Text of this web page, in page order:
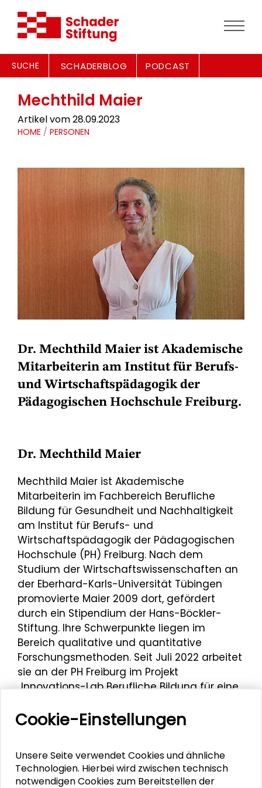
SUCHE SCHADERBLOG PODCAST
Mechthild Maier
Artikel vom 28.09.2023
HOME / PERSONEN
Dr. Mechthild Maier ist Akademische
Mitarbeiterin am Institut für Berufs-
und Wirtschaftspädagogik der
Pädagogischen Hochschule Freiburg.
Dr. Mechthild Maier
Mechthild Maier ist Akademische
Mitarbeiterin im Fachbereich Berufliche
Bildung für Gesundheit und Nachhaltigkeit
am Institut für Berufs- und
Wirtschaftspädagogik der Pädagogischen
Hochschule (PH) Freiburg. Nach dem
Studium der Wirtschaftswissenschaften an
der Eberhard-Karls-Universität Tübingen
promovierte Maier 2009 dort, gefördert
durch ein Stipendium der Hans-Böckler-
Stiftung. Ihre Schwerpunkte liegen im
Bereich qualitative und quantitative
Forschungsmethoden. Seit Juli 2022 arbeitet
sie an der PH Freiburg im Projekt
„Innovations-Lab Berufliche Bildung für eine
Im Rahmen der Darmstädter Tage der
Kooperationspartnerin beim Workshop„Die
Energiewende aktiv mitgestalten:
Kooperation, Weiterbildung und
Cookie-Einstellungen
Unsere Seite verwendet Cookies und ähnliche
Technologien. Hierbei wird zwischen technisch
notwendigen Cookies zum Bereitstellen der